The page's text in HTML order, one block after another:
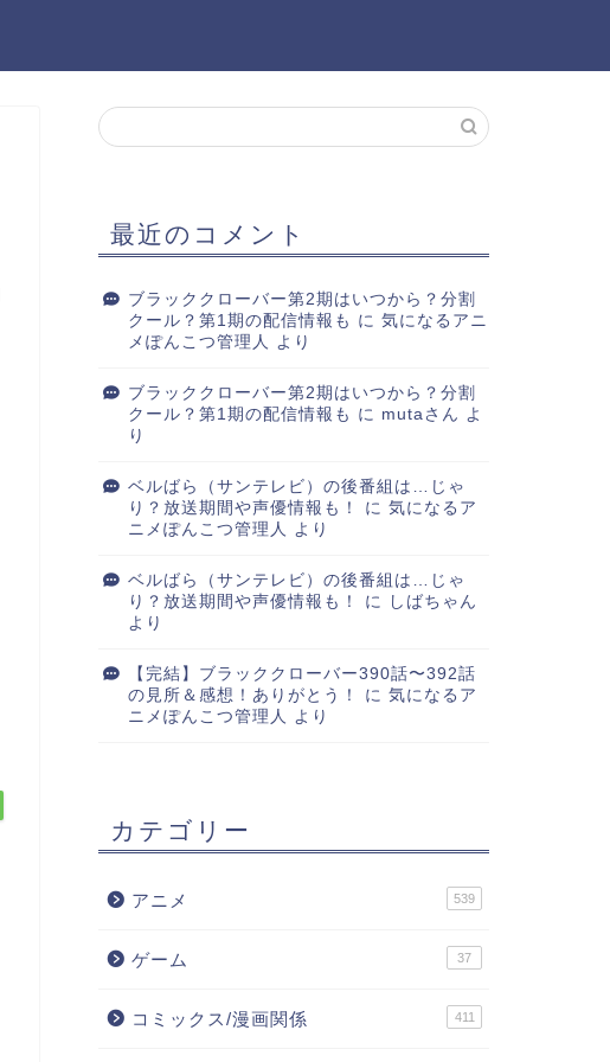
最近のコメント
ブラッククローバー第2期はいつから？分割
クール？第1期の配信情報も に 気になるアニ
メぽんこつ管理人 より
ブラッククローバー第2期はいつから？分割
クール？第1期の配信情報も に mutaさん よ
り
ベルばら（サンテレビ）の後番組は…じゃ
り？放送期間や声優情報も！
に 気になるア
ニメぽんこつ管理人 より
ベルばら（サンテレビ）の後番組は…じゃ
り？放送期間や声優情報も！
に
しばちゃん
より
【完結】ブラッククローバー390話〜392話
の見所＆感想！ありがとう！
に 気になるア
ニメぽんこつ管理人 より
カテゴリー
アニメ 539
ゲーム 37
コミックス/漫画関係 411